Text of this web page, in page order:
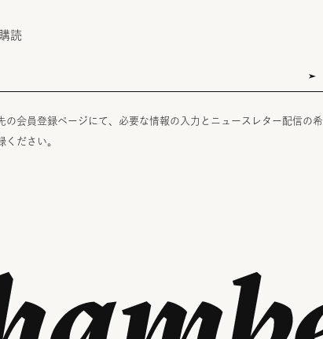
読
の会員登録ページにて、必要な情報の入力とニュースレター配信の希
ください。